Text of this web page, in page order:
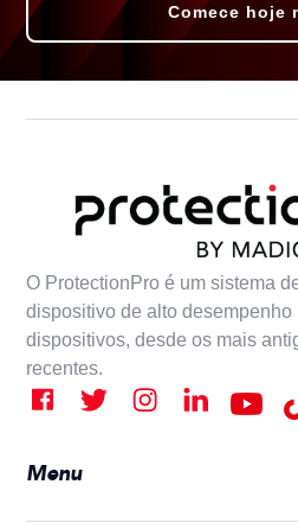
Comece hoje
O ProtectionPro é um sistema
dispositivo de alto desempenho
dispositivos, desde os mais
recentes.
Menu